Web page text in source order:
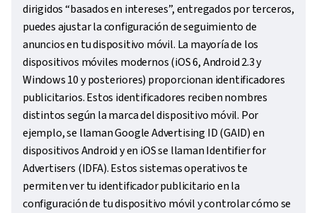
dirigidos “basados en intereses”, entregados por terceros,
puedes ajustar la configuración de seguimiento de
anuncios en tu dispositivo móvil. La mayoría de los
dispositivos móviles modernos (iOS 6, Android 2.3 y
Windows 10 y posteriores) proporcionan identificadores
publicitarios. Estos identificadores reciben nombres
distintos según la marca del dispositivo móvil. Por
ejemplo, se llaman Google Advertising ID (GAID) en
dispositivos Android y en iOS se llaman Identifier for
Advertisers (IDFA). Estos sistemas operativos te
permiten ver tu identificador publicitario en la
configuración de tu dispositivo móvil y controlar cómo se